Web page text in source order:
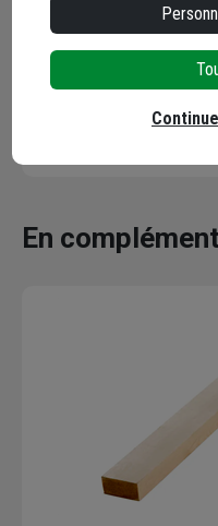
5 / 5
parfait
En complément